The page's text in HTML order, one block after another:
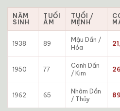
NĂM
SINH
TUỔI
ÂM
TUỔI /
MỆNH
1938 89
Mậu Dần /
Hỏa
1950 77
Canh Dần
/ Kim
1962 65
Nhâm Dần
/ Thủy